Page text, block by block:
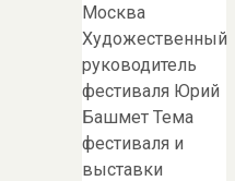
Москва
Художественный
руководитель
фестиваля Юрий
Башмет Тема
фестиваля и
выставки